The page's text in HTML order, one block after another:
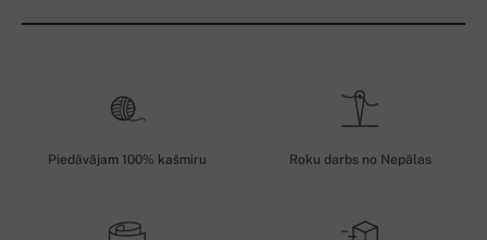
Piedāvājam 100% kašmiru Roku darbs no Nepālas